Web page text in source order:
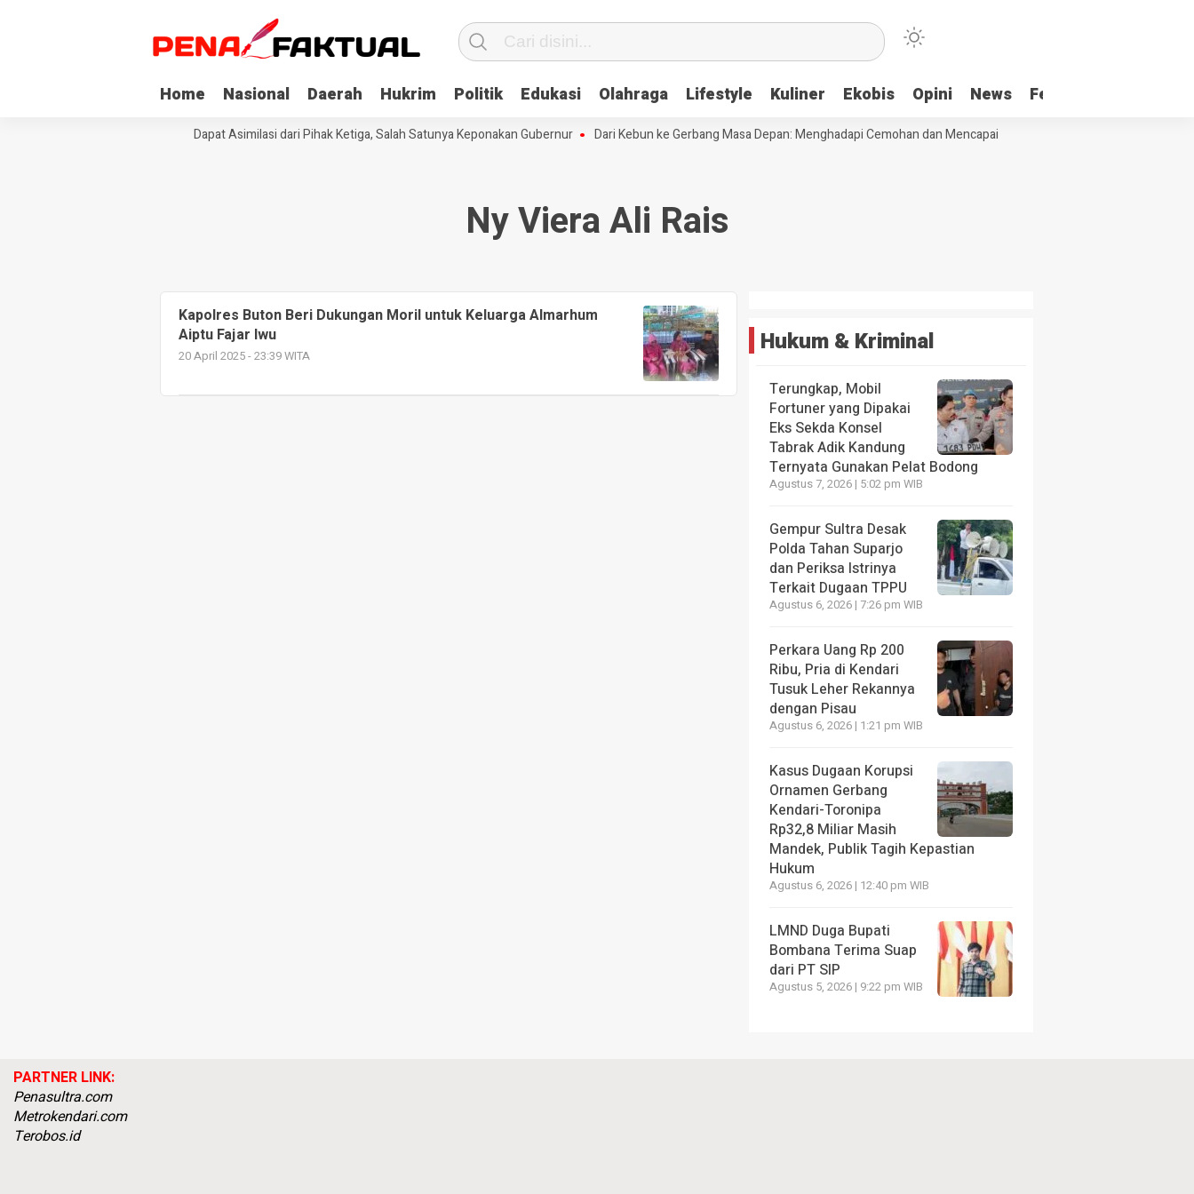
Home Nasional Daerah Hukrim Politik Edukasi Olahraga Lifestyle Kuliner Ekobis Opini News Feature
Tiga Napi Korupsi di Sultra Dapat Asimilasi dari Pihak Ketiga, Salah Satunya Keponakan Gubernur Dari Kebun ke Gerbang Masa Depan: Menghadapi Cemohan dan Mencapai Impian
Ny Viera Ali Rais
Kapolres Buton Beri Dukungan Moril untuk Keluarga Almarhum
Aiptu Fajar Iwu
20 April 2025 - 23:39 WITA Hukum & Kriminal
Terungkap, Mobil
Fortuner yang Dipakai
Eks Sekda Konsel
Tabrak Adik Kandung
Ternyata Gunakan Pelat Bodong
Agustus 7, 2026 | 5:02 pm WIB
Gempur Sultra Desak
Polda Tahan Suparjo
dan Periksa Istrinya
Terkait Dugaan TPPU
Agustus 6, 2026 | 7:26 pm WIB
Perkara Uang Rp 200
Ribu, Pria di Kendari
Tusuk Leher Rekannya
dengan Pisau
Agustus 6, 2026 | 1:21 pm WIB
Kasus Dugaan Korupsi
Ornamen Gerbang
Kendari-Toronipa
Rp32,8 Miliar Masih
Mandek, Publik Tagih Kepastian
Hukum
Agustus 6, 2026 | 12:40 pm WIB
LMND Duga Bupati
Bombana Terima Suap
dari PT SIP
Agustus 5, 2026 | 9:22 pm WIB
PARTNER LINK:
Penasultra.com
Metrokendari.com
Terobos.id